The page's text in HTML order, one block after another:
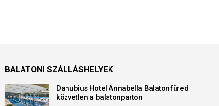
BALATONI SZÁLLÁSHELYEK
Danubius Hotel Annabella Balatonfüred
közvetlen a balatonparton